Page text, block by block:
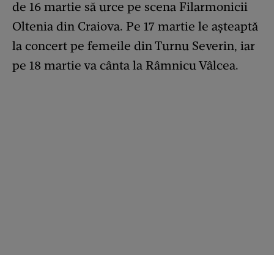
de 16 martie să urce pe scena Filarmonicii
Oltenia din Craiova. Pe 17 martie le așteaptă
la concert pe femeile din Turnu Severin, iar
pe 18 martie va cânta la Râmnicu Vâlcea.